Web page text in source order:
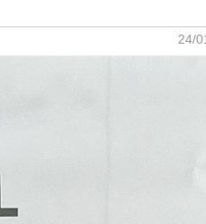
24/